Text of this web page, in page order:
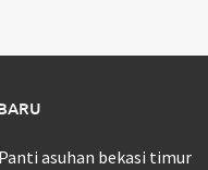
Panti asuhan bekasi timur